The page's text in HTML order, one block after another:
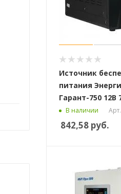
Источник
питания
Гарант-750 12В
В наличии
842,58 руб.